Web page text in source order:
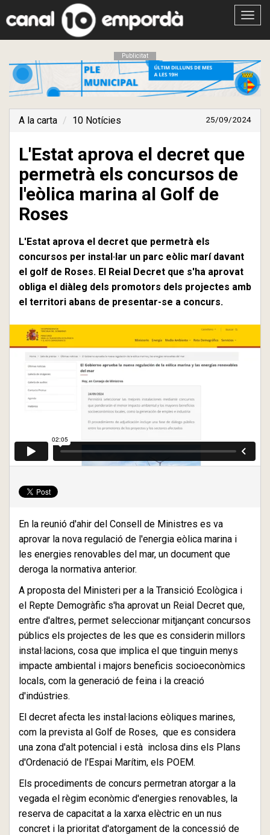
Obrir
Publicitat
A la carta 10 Notícies 25/09/2024
L'Estat aprova el decret que
permetrà els concursos de
l'eòlica marina al Golf de
Roses
L'Estat aprova el decret que permetrà els
concursos per instal·lar un parc eòlic marí davant
el golf de Roses. El Reial Decret que s'ha aprovat
obliga el diàleg dels promotors dels projectes amb
el territori abans de presentar-se a concurs.
En la reunió d'ahir del Consell de Ministres es va
aprovar la nova regulació de l'energia eòlica marina i
les energies renovables del mar, un document que
deroga la normativa anterior.
A proposta del Ministeri per a la Transició Ecològica i
el Repte Demogràfic s'ha aprovat un Reial Decret que,
entre d'altres, permet seleccionar mitjançant concursos
públics els projectes de les que es considerin millors
instal·lacions, cosa que implica el que tinguin menys
impacte ambiental i majors beneficis socioeconòmics
locals, com la generació de feina i la creació
d'indústries.
El decret afecta les instal·lacions eòliques marines,
com la prevista al Golf de Roses, que es considera
una zona d'alt potencial i està inclosa dins els Plans
d'Ordenació de l'Espai Marítim, els POEM.
Els procediments de concurs permetran atorgar a la
vegada el règim econòmic d'energies renovables, la
reserva de capacitat a la xarxa elèctric en un nus
concret i la prioritat d'atorgament de la concessió de